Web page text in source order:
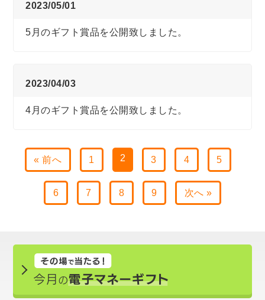
2023/05/01
5月のギフト賞品を公開致しました。
2023/04/03
4月のギフト賞品を公開致しました。
« 前へ 1 2 3 4 5
6 7 8 9 次へ »